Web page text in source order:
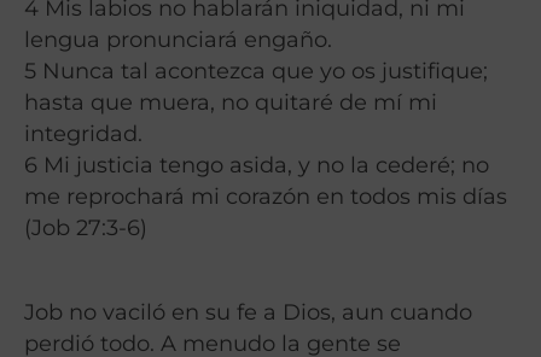
4 Mis labios no hablarán iniquidad, ni mi
lengua pronunciará engaño.
5 Nunca tal acontezca que yo os justifique;
hasta que muera, no quitaré de mí mi
integridad.
6 Mi justicia tengo asida, y no la cederé; no
me reprochará mi corazón en todos mis días
(Job 27:3-6)
Job no vaciló en su fe a Dios, aun cuando
perdió todo. A menudo la gente se